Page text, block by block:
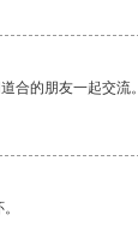
合的朋友一起交流。